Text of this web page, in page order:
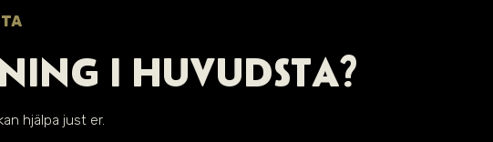
I HUVUDSTA?
hjälpa just er.